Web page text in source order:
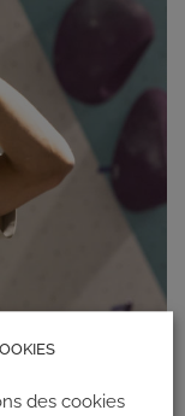
des cookies